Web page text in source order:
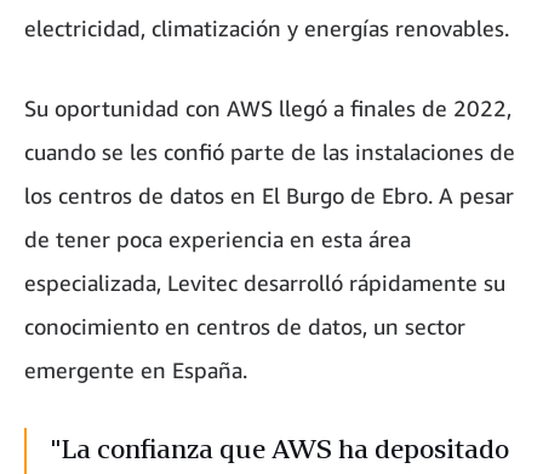
electricidad, climatización y energías renovables.
Su oportunidad con AWS llegó a finales de 2022,
cuando se les confió parte de las instalaciones de
los centros de datos en El Burgo de Ebro. A pesar
de tener poca experiencia en esta área
especializada, Levitec desarrolló rápidamente su
conocimiento en centros de datos, un sector
emergente en España.
"La confianza que AWS ha depositado